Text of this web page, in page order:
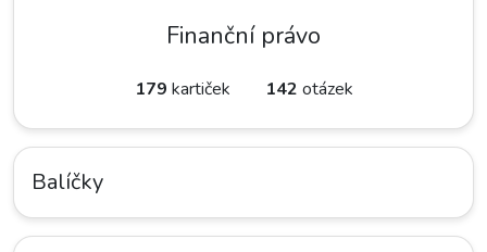
Finanční právo
179 kartiček 142 otázek
Balíčky